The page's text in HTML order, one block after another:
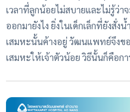
เวลาที่ลูกน้อยไม่สบายและไม่รู้ว่า
ออกมายังไง ยิ่งในเด็กเล็กที่ยังสั่ง
เสมหะนั้นค้างอยู่ วัฒนแพทย์จึงข
เสมหะให้เจ้าตัวน้อย วิธีนั้นก็คือก